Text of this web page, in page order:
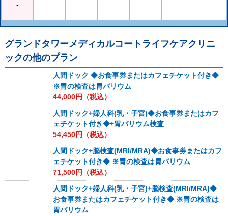
-
グランドタワーメディカルコートライフケアクリニ
ックの他のプラン
人間ドック ◆お食事券またはカフェチケット付き◆
※胃の検査は胃バリウム
44,000円（税込）
人間ドック+婦人科(乳・子宮)◆お食事券またはカフ
ェチケット付き◆+胃バリウム検査
54,450円（税込）
人間ドック+脳検査(MRI/MRA)◆お食事券またはカフ
ェチケット付き◆ ※胃の検査は胃バリウム
71,500円（税込）
人間ドック+婦人科(乳・子宮)+脳検査(MRI/MRA)◆
お食事券またはカフェチケット付き◆ ※胃の検査は
胃バリウム